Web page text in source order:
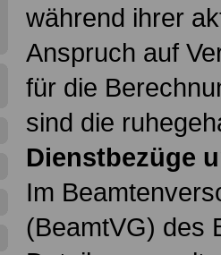
während ihrer
Anspruch auf
für die
sind die
Dienstbezüge
Im
(BeamtVG) des